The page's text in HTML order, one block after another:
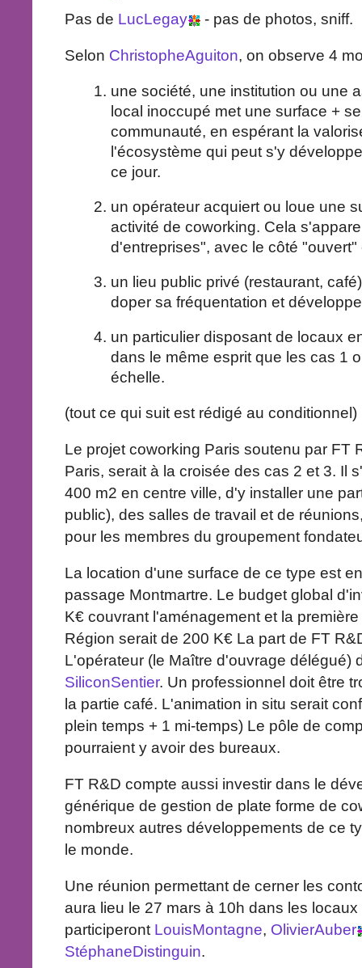
Pas de LucLegay - pas de photos, sniff.
Selon ChristopheAguiton, on observe 4
une société, une institution ou une
local inoccupé met une surface +
communauté, en espérant la
l'écosystème qui peut s'y
ce jour.
un opérateur acquiert ou loue une
activité de coworking. Cela
d'entreprises", avec le côté
un lieu public privé (restaurant,
doper sa fréquentation et
un particulier disposant de locaux
dans le même esprit que les cas 1
échelle.
(tout ce qui suit est rédigé au conditionnel)
Le projet coworking Paris soutenu par FT
Paris, serait à la croisée des cas 2 et 3. Il
400 m2 en centre ville, d'y installer une
public), des salles de travail et de
pour les membres du groupement
La location d'une surface de ce type est
passage Montmartre. Le budget global
K€ couvrant l'aménagement et la
Région serait de 200 K€ La part de FT
L'opérateur (le Maître d'ouvrage délégué)
SiliconSentier. Un professionnel doit être
la partie café. L'animation in situ serait
plein temps + 1 mi-temps) Le pôle de
pourraient y avoir des bureaux.
FT R&D compte aussi investir dans le
générique de gestion de plate forme de
nombreux autres développements de ce
le monde.
Une réunion permettant de cerner les
aura lieu le 27 mars à 10h dans les
participeront LouisMontagne, OlivierAuber
StéphaneDistinguin.